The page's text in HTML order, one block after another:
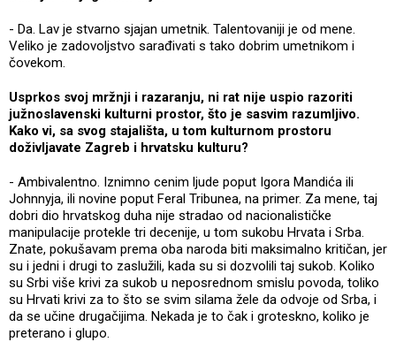
- Da. Lav je stvarno sjajan umetnik. Talentovaniji je od mene.
Veliko je zadovoljstvo sarađivati s tako dobrim umetnikom i
čovekom.
Usprkos svoj mržnji i razaranju, ni rat nije uspio razoriti
južnoslavenski kulturni prostor, što je sasvim razumljivo.
Kako vi, sa svog stajališta, u tom kulturnom prostoru
doživljavate Zagreb i hrvatsku kulturu?
- Ambivalentno. Iznimno cenim ljude poput Igora Mandića ili
Johnnyja, ili novine poput Feral Tribunea, na primer. Za mene, taj
dobri dio hrvatskog duha nije stradao od nacionalističke
manipulacije protekle tri decenije, u tom sukobu Hrvata i Srba.
Znate, pokušavam prema oba naroda biti maksimalno kritičan, jer
su i jedni i drugi to zaslužili, kada su si dozvolili taj sukob. Koliko
su Srbi više krivi za sukob u neposrednom smislu povoda, toliko
su Hrvati krivi za to što se svim silama žele da odvoje od Srba, i
da se učine drugačijima. Nekada je to čak i groteskno, koliko je
preterano i glupo.